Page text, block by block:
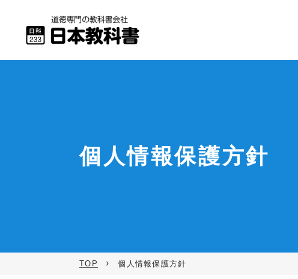
個人情報保護方針
TOP 個人情報保護方針